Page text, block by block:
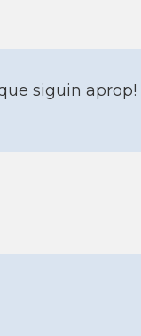
siguin aprop!